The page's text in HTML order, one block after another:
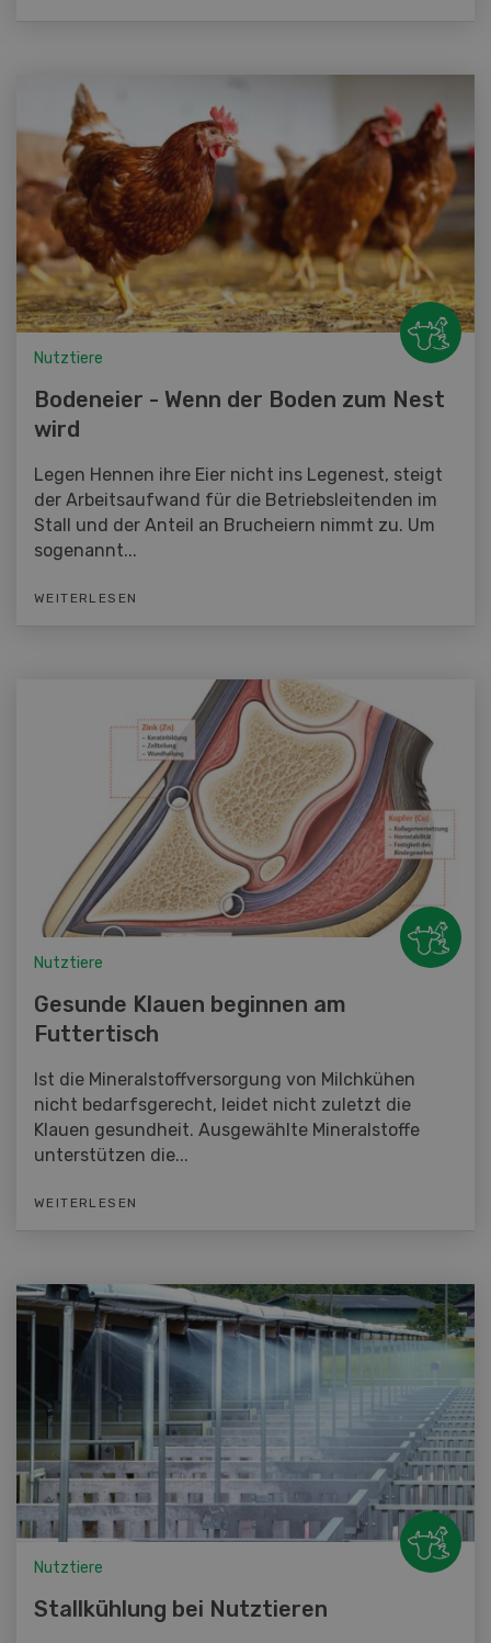
Nutztiere
Bodeneier - Wenn der Boden zum Nest
wird
Legen Hennen ihre Eier nicht ins Legenest, steigt
der Arbeitsaufwand für die Betriebsleitenden im
Stall und der Anteil an Brucheiern nimmt zu. Um
sogenannt...
WEITERLESEN
Nutztiere
Gesunde Klauen beginnen am
Futtertisch
Ist die Mineralstoffversorgung von Milchkühen
nicht bedarfsgerecht, leidet nicht zuletzt die
Klauen gesundheit. Ausgewählte Mineralstoffe
unterstützen die...
WEITERLESEN
Nutztiere
Stallkühlung bei Nutztieren